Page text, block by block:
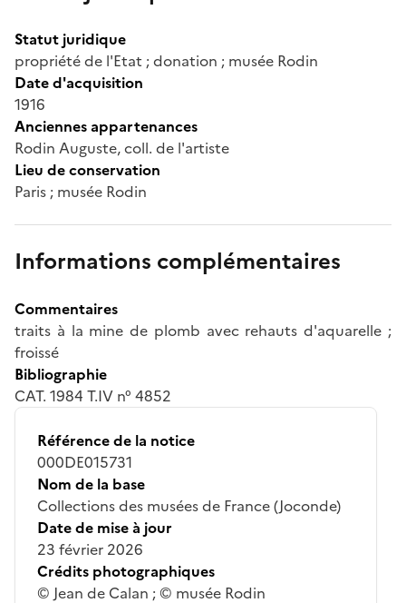
Statut juridique
propriété de l'Etat ; donation ; musée Rodin
Date d'acquisition
1916
Anciennes appartenances
Rodin Auguste, coll. de l'artiste
Lieu de conservation
Paris ; musée Rodin
Informations complémentaires
Commentaires
traits à la mine de plomb avec rehauts d'aquarelle ;
froissé
Bibliographie
CAT. 1984 T.IV n° 4852
Référence de la notice
000DE015731
Nom de la base
Collections des musées de France (Joconde)
Date de mise à jour
23 février 2026
Crédits photographiques
© Jean de Calan ; © musée Rodin